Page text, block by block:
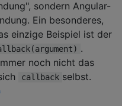
sondern Angular-
Ein besonderes,
einzige Beispiel ist der
.
noch nicht das
callback selbst.